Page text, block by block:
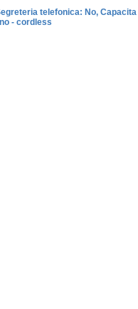
telefonica: No,
- cordless